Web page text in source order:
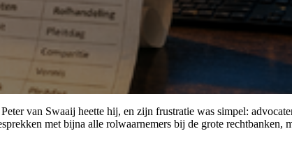
van Swaaij heette hij, en zijn frustratie was simpel:
met bijna alle rolwaarnemers bij de grote rechtbanken,